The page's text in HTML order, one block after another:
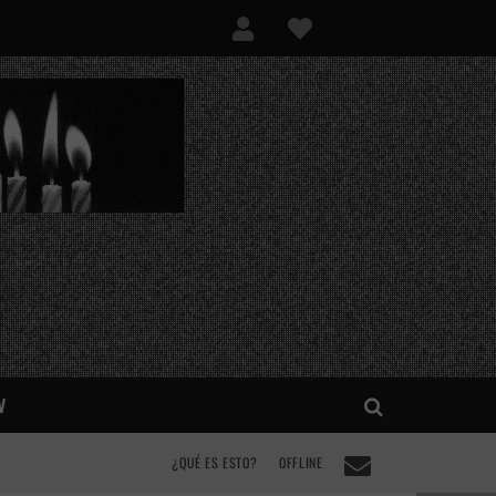
¿QUÉ ES ESTO? OFFLINE